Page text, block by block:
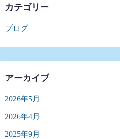
カテゴリー
ブログ
アーカイブ
2026年5月
2026年4月
2025年9月